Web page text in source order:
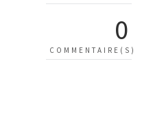
0
COMMENTAIRE(S)